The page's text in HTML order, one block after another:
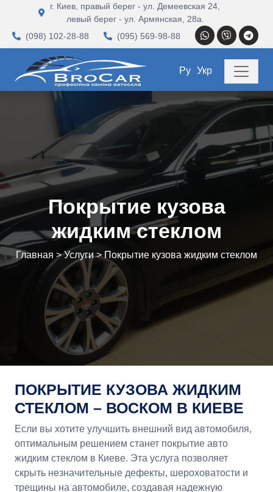
г. Киев, правый берег - ул. Демеевская 24,
левый берег - ул. Армянская, 28а.
(098) 102-28-88
(095) 569-98-88
Ру Укр
Покрытие кузова
жидким стеклом
Главная >Услуги>Покрытие кузова жидким стеклом
ПОКРЫТИЕ КУЗОВА ЖИДКИМ
СТЕКЛОМ – ВОСКОМ В КИЕВЕ
Если вы хотите улучшить внешний вид автомобиля,
оптимальным решением станет покрытие авто
жидким стеклом в Киеве. Эта услуга позволяет
скрыть незначительные дефекты, шероховатости и
трещины на автомобиле, создавая надежную